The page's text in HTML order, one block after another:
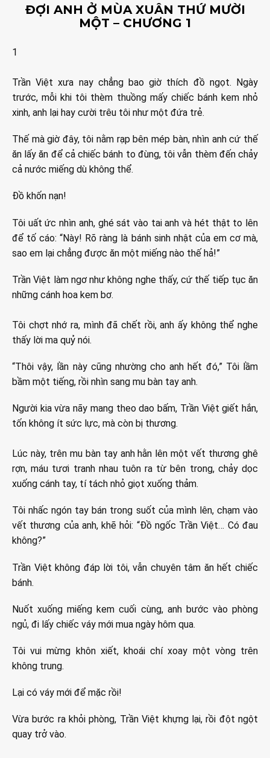
ĐỢI ANH Ở MÙA XUÂN THỨ MƯỜI
MỘT – CHƯƠNG 1
1
Trần Việt xưa nay chẳng bao giờ thích đồ ngọt. Ngày
trước, mỗi khi tôi thèm thuồng mấy chiếc bánh kem nhỏ
xinh, anh lại hay cười trêu tôi như một đứa trẻ.
Thế mà giờ đây, tôi nằm rạp bên mép bàn, nhìn anh cứ thế
ăn lấy ăn để cả chiếc bánh to đùng, tôi vẫn thèm đến chảy
cả nước miếng dù không thể.
Đồ khốn nạn!
Tôi uất ức nhìn anh, ghé sát vào tai anh và hét thật to lên
để tố cáo: “Này! Rõ ràng là bánh sinh nhật của em cơ mà,
sao em lại chẳng được ăn một miếng nào thế hả!”
Trần Việt làm ngơ như không nghe thấy, cứ thế tiếp tục ăn
những cánh hoa kem bơ.
Tôi chợt nhớ ra, mình đã chết rồi, anh ấy không thể nghe
thấy lời ma quỷ nói.
“Thôi vậy, lần này cũng nhường cho anh hết đó,” Tôi lầm
bầm một tiếng, rồi nhìn sang mu bàn tay anh.
Người kia vừa nãy mang theo dao bấm, Trần Việt giết hắn,
tốn không ít sức lực, mà còn bị thương.
Lúc này, trên mu bàn tay anh hằn lên một vết thương ghê
rợn, máu tươi tranh nhau tuôn ra từ bên trong, chảy dọc
xuống cánh tay, tí tách nhỏ giọt xuống thảm.
Tôi nhấc ngón tay bán trong suốt của mình lên, chạm vào
vết thương của anh, khẽ hỏi: “Đồ ngốc Trần Việt… Có đau
không?”
Trần Việt không đáp lời tôi, vẫn chuyên tâm ăn hết chiếc
bánh.
Nuốt xuống miếng kem cuối cùng, anh bước vào phòng
ngủ, đi lấy chiếc váy mới mua ngày hôm qua.
Tôi vui mừng khôn xiết, khoái chí xoay một vòng trên
không trung.
Lại có váy mới để mặc rồi!
Vừa bước ra khỏi phòng, Trần Việt khựng lại, rồi đột ngột
quay trở vào.